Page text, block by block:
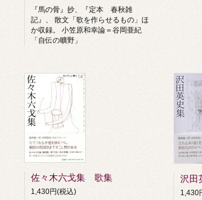
『馬の骨』抄、『定本 春秋雑
記』、 散文「歌を作らせるもの」ほ
か収録。 小笠原和幸論＝谷岡亜紀
「自伝の曠野」
佐々木六戈集 歌集
1,430円(税込)
沢田
1,430